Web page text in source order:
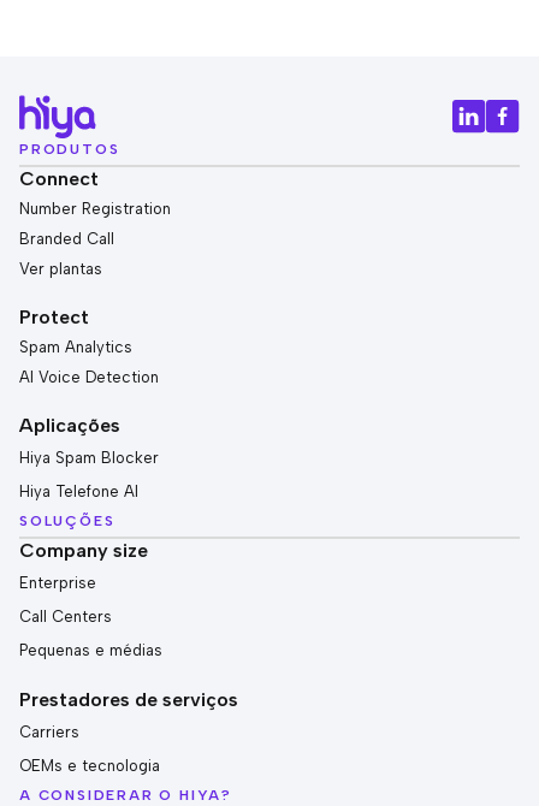
PRODUTOS
Connect
Number Registration
Branded Call
Ver plantas
Protect
Spam Analytics
AI Voice Detection
Aplicações
Hiya Spam Blocker
Hiya Telefone AI
SOLUÇÕES
Company size
Enterprise
Call Centers
Pequenas e médias
Prestadores de serviços
Carriers
OEMs e tecnologia
A CONSIDERAR O HIYA?